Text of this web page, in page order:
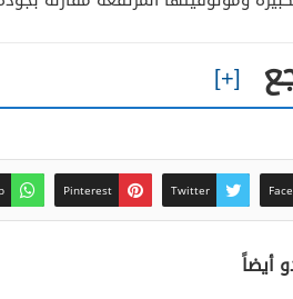
Twitter
Pinterest
أيضاً